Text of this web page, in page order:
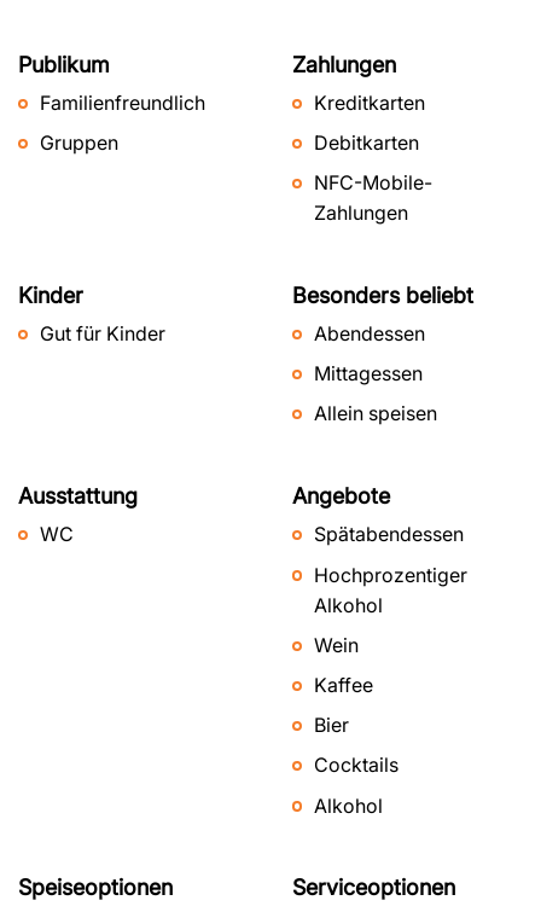
Publikum
Familienfreundlich
Gruppen
Zahlungen
Kreditkarten
Debitkarten
NFC-Mobile-
Zahlungen
Kinder
Gut für Kinder
Besonders beliebt
Abendessen
Mittagessen
Allein speisen
Ausstattung
WC
Angebote
Spätabendessen
Hochprozentiger
Alkohol
Wein
Kaffee
Bier
Cocktails
Alkohol
Speiseoptionen Serviceoptionen